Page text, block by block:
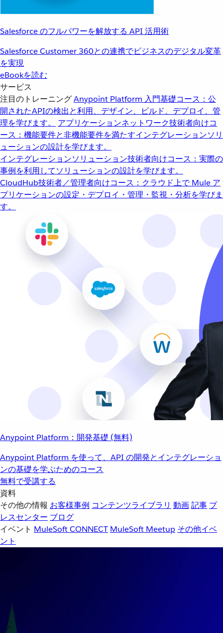
Salesforce のフルパワーを解放する API 活用術
Salesforce Customer 360との連携でビジネスのデジタル変革
を実現
eBookを読む
サービス
注目のトレーニングAnypoint Platform 入門基礎コース：公
開されたAPIの検出と利用、デザイン、ビルド、デプロイ、管
理を学びます。
アプリケーションネットワーク技術者向けコ
ース：機能要件と非機能要件を満たすインテグレーションソリ
ューションの設計を学びます。
インテグレーションソリューション技術者向けコース：実際の
事例を利用してソリューションの設計を学びます。
CloudHub技術者／管理者向けコース：クラウド上で Mule ア
プリケーションの設定・デプロイ・管理・監視・分析を学びま
す。
Anypoint Platform：開発基礎 (無料)
Anypoint Platform を使って、API の開発とインテグレーショ
ンの基礎を学ぶためのコース
無料で受講する
資料
その他の情報 お客様事例 コンテンツライブラリ 動画記事 プ
レスセンター ブログ
イベント MuleSoft CONNECT MuleSoft Meetup その他イベ
ント